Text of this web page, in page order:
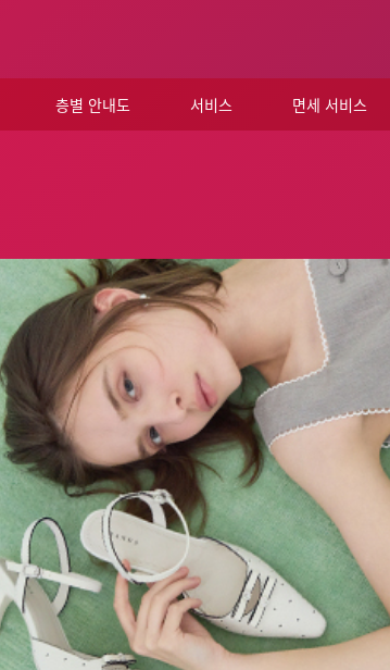
층별 안내도 서비스 면세 서비스